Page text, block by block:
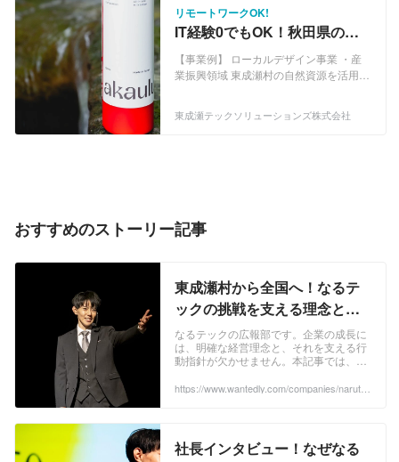
県で製造・開発したスキンケアプロダク
トのDtoC販売を行います。 弊社は若者
の雇用の創出に取り組んでおり、東成瀬
村の自然豊かな資源を活用して
「akaulu」という化粧水を開発いたしま
だける商品開発を目指します。今後、
リモートワークOK!
IT経験0でもOK！秋田県の山
奥の村で地域貢献のキャリア
を築く！
【事業例】 ローカルデザイン事業 ・産
業振興領域 東成瀬村の自然資源を活用し
林業、そしてそれらを活用した加工食品
り、東成瀬村の自然豊かな資源を活用し
て「akaulu」という化粧水を開発いたし
ただける商品開発を目指します。今後、
2026年に向けラインナップの拡充を予定
しています。 興味のある方はカジュアル
面談も行っていますので、一度話を聞き
に行きたいボタンを押してみてください
♪
東成瀬テックソリューションズ株式会社
おすすめのストーリー記事
東成瀬村から全国へ！なるテ
ックの挑戦を支える理念と
は？ | 東成瀬テックソリューシ
ョンズ株式会社
なるテックの広報部です。企業の成長に
は、明確な経営理念と、それを支える行
動指針が欠かせません。本記事では、な
針について詳しくご紹介します。なるテ
https://www.wantedly.com/companies/narutec
社長インタビュー！なぜなる